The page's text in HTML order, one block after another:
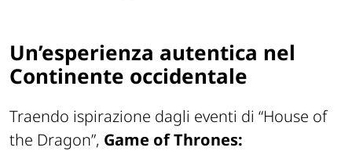
Un’esperienza autentica nel
Continente occidentale
Traendo ispirazione dagli eventi di “House of
the Dragon”, Game of Thrones: